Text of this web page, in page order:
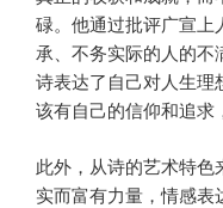
碌。他通过批评广宣上
承、不务实际的人的不
诗表达了自己对人生理
该有自己的信仰和追求
此外，从诗的艺术特
实而富有力量，情感表